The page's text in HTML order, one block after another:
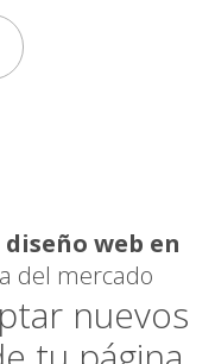
diseño web en
del mercado
nuevos